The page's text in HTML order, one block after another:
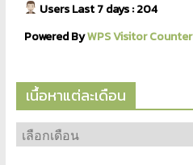
Users Last 7 days : 204
Powered ByWPS Visitor Counter
เนื้อหาแต่ละเดือน